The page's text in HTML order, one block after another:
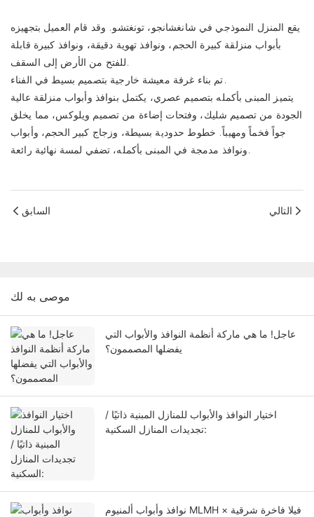
يقع المنزل النموذجي في شانغشانجو، تونغتشو. وقد قام العميل بتجهيزه
بأبواب منزلقة كبيرة الحجم، ونوافذ تهوية دقيقة، ونوافذ كبيرة قابلة
للفتح من الأرض إلى السقف.
تم بناء غرفة معيشة خارجية بتصميم بسيط في الفناء.
يتميز المبنى بأكمله بتصميم عصري، يكتمل بنوافذ وأبواب منزلقة عالية
الجودة من تصميم شليك، وفتحات إضاءة من تصميم ويلوكس، مما يخلق
جواً فخماً ومهيباً. خطوط حدودية بسيطة، وزجاج كبير الحجم، وأبواب
ونوافذ مدمجة في المبنى بأكمله، تضفي لمسة نهائية رائعة.
السابق التالي
موصى به لك
عاجل! ما هي ماركة أنظمة النوافذ والأبواب التي
يفضلها المصممون؟
اختيار النوافذ والأبواب للمنازل المبنية ذاتيًا /
تجديدات المنازل السكنية:
نوافذ وأبواب ألمنيوم MLMH × فيلا فاخرة شرقية